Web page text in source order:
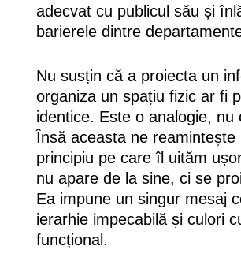
adecvat cu publicul său și
barierele dintre
Nu susțin că a proiecta un
organiza un spațiu fizic ar fi
identice. Este o analogie, nu
Însă aceasta ne reamintește
principiu pe care îl uităm
nu apare de la sine, ci se
Ea impune un singur mesaj
ierarhie impecabilă și culori
funcțional.